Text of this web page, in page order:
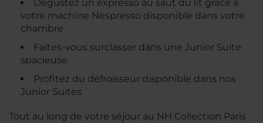
Dégustez un expresso au saut du lit grâce à
votre machine Nespresso disponible dans votre
chambre
Faites-vous surclasser dans une Junior Suite
spacieuse
Profitez du défroisseur disponible dans nos
Junior Suites
Tout au long de votre séjour au NH Collection Paris